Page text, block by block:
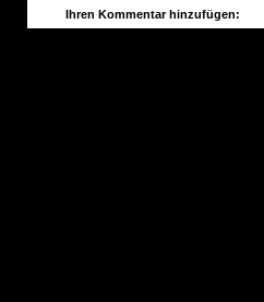
Ihren Kommentar hinzufügen: